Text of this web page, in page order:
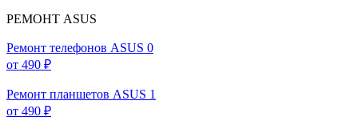
РЕМОНТ ASUS
Ремонт телефонов ASUS 0
от 490 ₽
Ремонт планшетов ASUS 1
от 490 ₽